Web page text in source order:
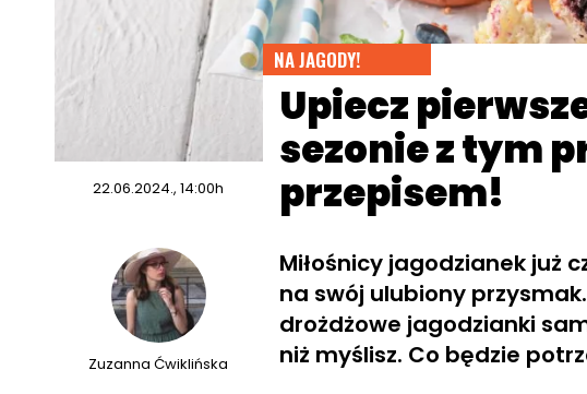
NA JAGODY!
Upiecz
sezonie z tym
przepisem!
22.06.2024., 14:00h
Zuzanna Ćwiklińska
Miłośnicy jagodzianek już
na swój ulubiony
drożdżowe jagodzianki
niż myślisz. Co będzie